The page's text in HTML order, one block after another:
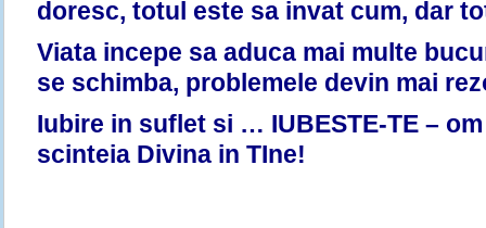
doresc, totul este sa invat cum, dar
Viata incepe sa aduca mai multe
se schimba, problemele devin mai
Iubire in suflet si … IUBESTE-TE –
scinteia Divina in TIne!